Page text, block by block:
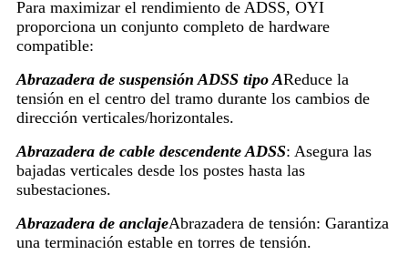
Para maximizar el rendimiento de ADSS, OYI
proporciona un conjunto completo de hardware
compatible:
Abrazadera de suspensión ADSS tipo AReduce la
tensión en el centro del tramo durante los cambios de
dirección verticales/horizontales.
Abrazadera de cable descendente ADSS: Asegura las
bajadas verticales desde los postes hasta las
subestaciones.
Abrazadera de anclajeAbrazadera de tensión: Garantiza
una terminación estable en torres de tensión.